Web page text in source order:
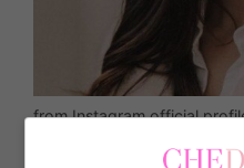
from Instagram official